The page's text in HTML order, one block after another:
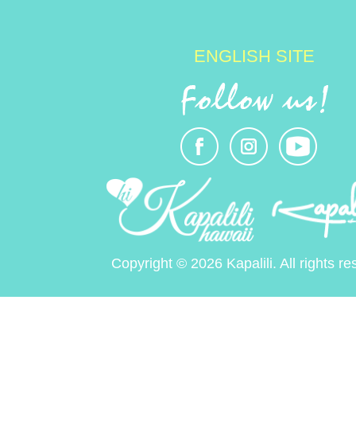
ENGLISH SITE
Copyright © 2026 Kapalili. All rights